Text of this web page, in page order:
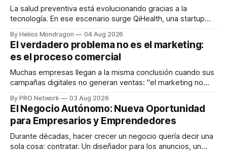
La salud preventiva está evolucionando gracias a la
tecnología. En ese escenario surge QiHealth, una startup
dispositivos inteligentes, inteligencia artificial y monitoreo
en tiempo real para ayudar a las personas a tomar mejores
decisiones sobre su salud metabólica. Su propuesta busca
responder
By Helios Mondragon 04 Aug 2026
El verdadero problema no es el marketing:
es el proceso comercial
Muchas empresas llegan a la misma conclusión cuando sus
campañas digitales no generan ventas: "el marketing no
INTERIUS, el problema suele estar en otro lugar. Durante
una entrevista para el podcast SER PRO, el especialista en
marketing digital explicó que
By PRO Network 03 Aug 2026
El Negocio Autónomo: Nueva Oportunidad
para Empresarios y Emprendedores
Durante décadas, hacer crecer un negocio quería decir una
sola cosa: contratar. Un diseñador para los anuncios, un